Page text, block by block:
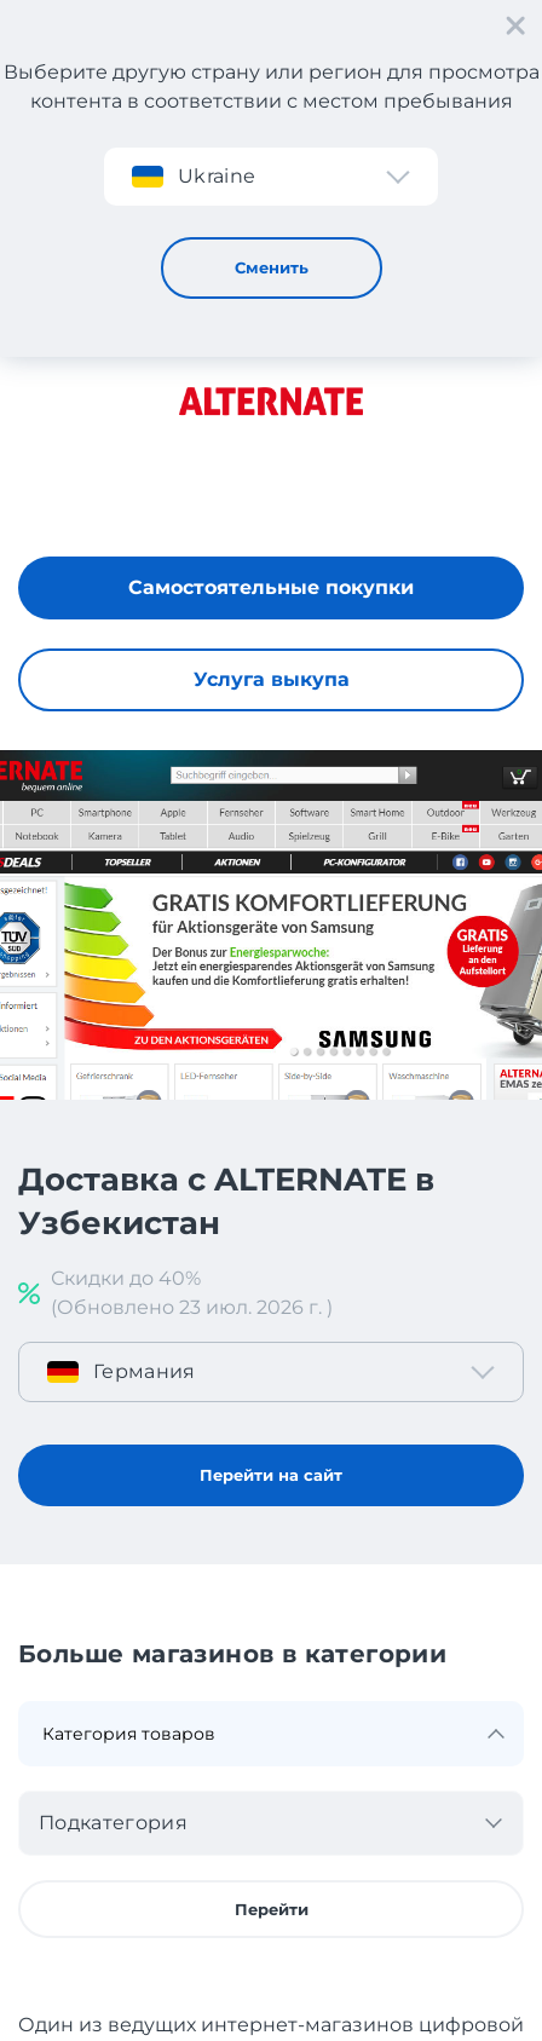
Регистрация
Выберите другую страну или регион для просмотра
контента в соответствии с местом пребывания
Ukraine
Сменить
ALTERNATE
Услуга выкупа
Самостоятельные покупки
Доставка с ALTERNATE в
Узбекистан
Скидки до 40%
(Обновлено 23 июл. 2026 г. )
Германия
Перейти на сайт
Больше магазинов в категории
Подкатегория
Перейти
Один из ведущих интернет-магазинов цифровой